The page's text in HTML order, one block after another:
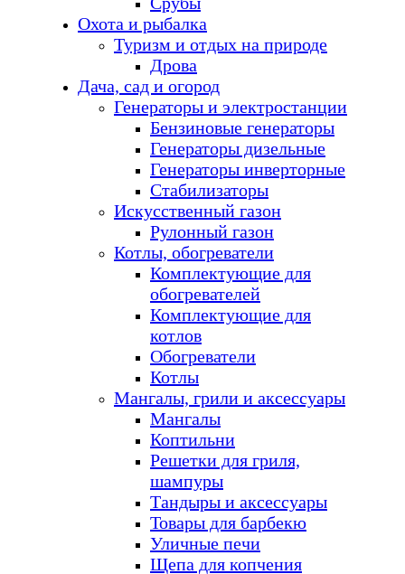
Охота и рыбалка
Туризм и отдых на природе
Дрова
Дача, сад и огород
Генераторы и электростанции
Бензиновые генераторы
Генераторы дизельные
Генераторы инверторные
Стабилизаторы
Искусственный газон
Рулонный газон
Котлы, обогреватели
Комплектующие для
обогревателей
Комплектующие для
котлов
Обогреватели
Котлы
Мангалы, грили и аксессуары
Мангалы
Коптильни
Решетки для гриля,
шампуры
Тандыры и аксессуары
Товары для барбекю
Уличные печи
Щепа для копчения